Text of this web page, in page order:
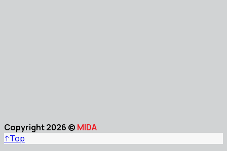
Copyright 2026 © MIDA
↑Top